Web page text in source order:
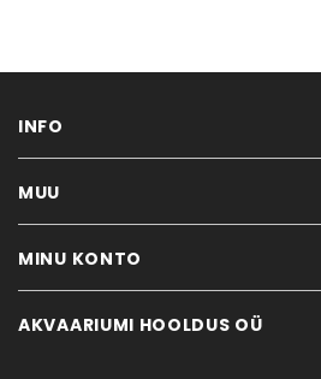
INFO
Tarneviis
Ostutingimused
Akvaariumi puhastus
MUU
Kaubamärgid
Uued tooted
MINU KONTO
Minu konto
AKVAARIUMI HOOLDUS OÜ